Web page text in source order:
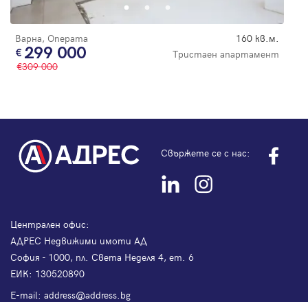
Варна, Операта 160 кв.м.
299 000
Тристаен апартамент
309 000
Свържете се с нас:
Централен офис:
АДРЕС Недвижими имоти АД
София - 1000, пл. Света Неделя 4, ет. 6
ЕИК: 130520890
Е-mail: address@address.bg